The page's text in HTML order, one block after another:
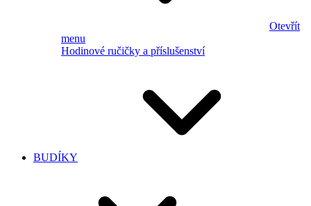
Otevřít
menu
Hodinové ručičky a příslušenství
BUDÍKY